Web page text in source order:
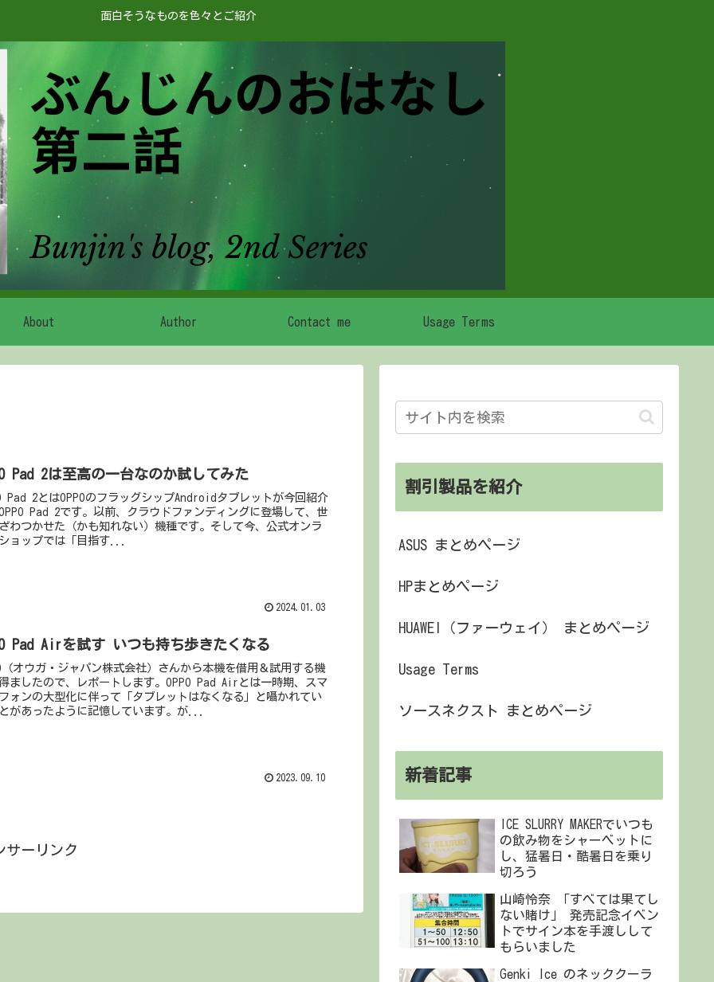
面白そうなものを色々とご紹介
About Author Contact me Usage Terms
Pad 2は至高の一台なのか試してみた
Pad 2とはOPPOのフラッグシップAndroidタブレットが今回紹介
Pad 2です。以前、クラウドファンディングに登場して、世
わつかせた（かも知れない）機種です。そして今、公式オンラ
ョップでは「目指す...
2024.01.03
Pad Airを試す いつも持ち歩きたくなる
（オウガ・ジャパン株式会社）さんから本機を借用＆試用する機
ましたので、レポートします。OPPO Pad Airとは一時期、スマ
ォンの大型化に伴って「タブレットはなくなる」と囁かれてい
があったように記憶しています。が...
2023.09.10
サーリンク
割引製品を紹介
ASUS まとめページ
HPまとめページ
HUAWEI（ファーウェイ） まとめページ
Usage Terms
ソースネクスト まとめページ
新着記事
ICE SLURRY MAKERでいつも
の飲み物をシャーベットに
し、猛暑日・酷暑日を乗り
切ろう
山崎怜奈 「すべては果てし
ない賭け」 発売記念イベン
トでサイン本を手渡しして
もらいました
Genki Ice のネッククーラ